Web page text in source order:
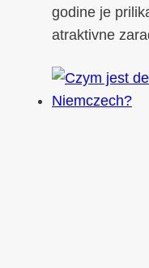
godine je
atraktivne